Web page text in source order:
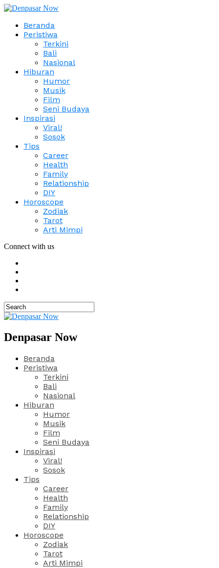
Beranda
Peristiwa
Terkini
Bali
Nasional
Hiburan
Humor
Musik
Film
Seni Budaya
Inspirasi
Viral!
Sosok
Tips
Career
Health
Family
Relationship
DIY
Horoscope
Zodiak
Tarot
Arti Mimpi
Connect with us
Denpasar Now
Beranda
Peristiwa
Terkini
Bali
Nasional
Hiburan
Humor
Musik
Film
Seni Budaya
Inspirasi
Viral!
Sosok
Tips
Career
Health
Family
Relationship
DIY
Horoscope
Zodiak
Tarot
Arti Mimpi